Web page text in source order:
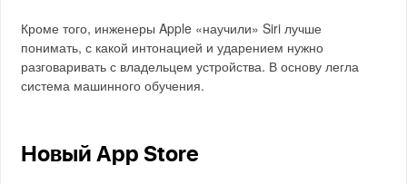
Кроме того, инженеры Apple «научили» Siri лучше
понимать, с какой интонацией и ударением нужно
разговаривать с владельцем устройства. В основу легла
система машинного обучения.
Новый App Store